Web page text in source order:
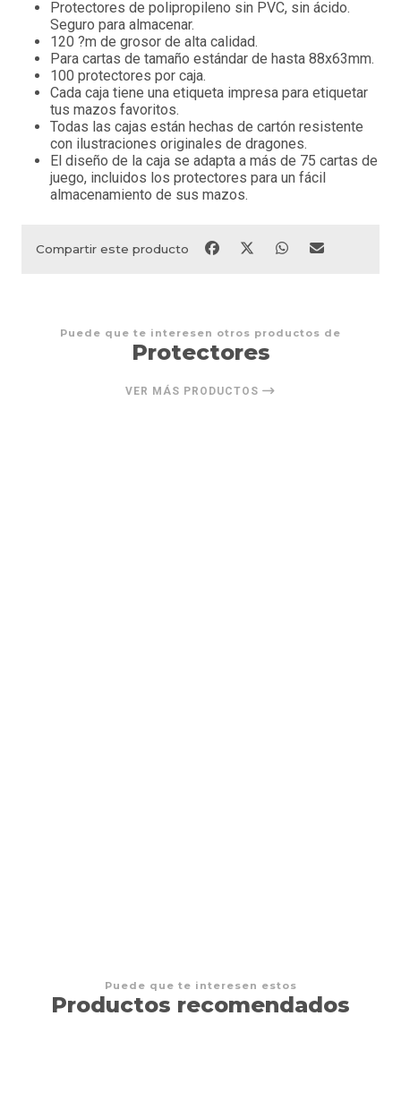
Protectores de polipropileno sin PVC, sin ácido.
Seguro para almacenar.
120 ?m de grosor de alta calidad.
Para cartas de tamaño estándar de hasta 88x63mm.
100 protectores por caja.
Cada caja tiene una etiqueta impresa para etiquetar
tus mazos favoritos.
Todas las cajas están hechas de cartón resistente
con ilustraciones originales de dragones.
El diseño de la caja se adapta a más de 75 cartas de
juego, incluidos los protectores para un fácil
almacenamiento de sus mazos.
Compartir este producto
Puede que te interesen otros productos de
Protectores
VER MÁS PRODUCTOS
Puede que te interesen estos
Productos recomendados